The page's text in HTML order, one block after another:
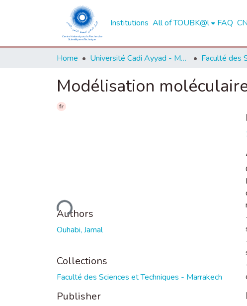
Institutions All of TOUBK@l FAQ
Home Université Cadi Ayyad - Marrakech
Modélisation
fr
Loading...
Authors
Ouhabi, Jamal
Collections
Faculté des Sciences et Techniques - Marrakech
Publisher